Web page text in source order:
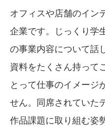
オフィスや店舗のイン
企業です。じっくり学
の事業内容について話
資料をたくさん持って
とって仕事のイメージ
せん。同席されていた
作品課題に取り組む姿